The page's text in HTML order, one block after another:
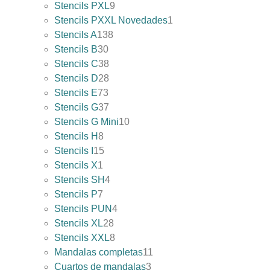
Stencils PXL9
Stencils PXXL Novedades1
Stencils A138
Stencils B30
Stencils C38
Stencils D28
Stencils E73
Stencils G37
Stencils G Mini10
Stencils H8
Stencils I 15
Stencils X1
Stencils SH4
Stencils P7
Stencils PUN4
Stencils XL28
Stencils XXL8
Mandalas completas11
Cuartos de mandalas3